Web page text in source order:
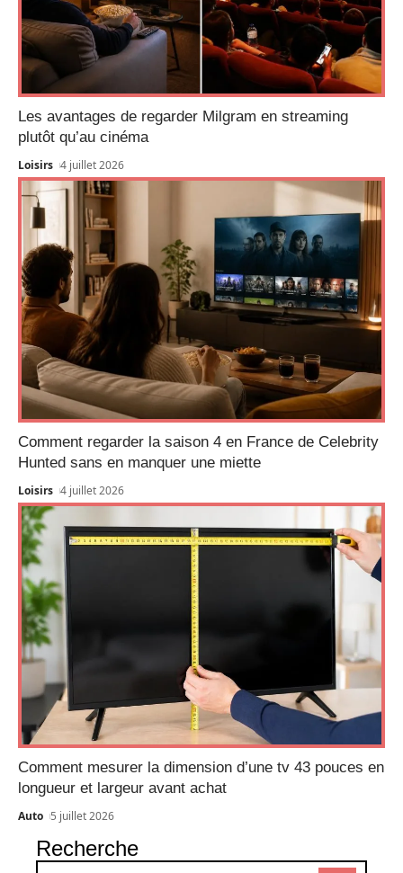
Les avantages de regarder Milgram en streaming
plutôt qu’au cinéma
Loisirs 4 juillet 2026
Comment regarder la saison 4 en France de Celebrity
Hunted sans en manquer une miette
Loisirs 4 juillet 2026
Comment mesurer la dimension d’une tv 43 pouces en
longueur et largeur avant achat
Auto 5 juillet 2026
Recherche